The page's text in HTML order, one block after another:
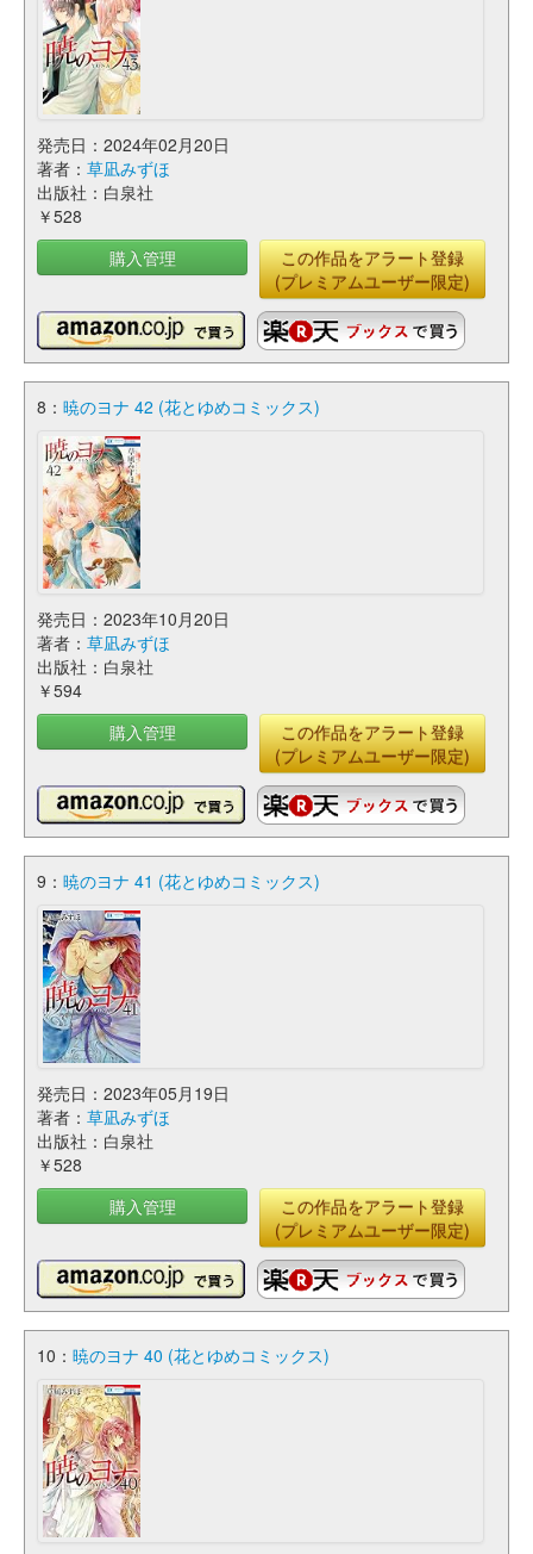
発売日：2024年02月20日
著者： 草凪みずほ
出版社：白泉社
￥528
購入管理
この作品をアラート登録
(プレミアムユーザー限定)
8： 暁のヨナ 42 (花とゆめコミックス)
発売日：2023年10月20日
著者： 草凪みずほ
出版社：白泉社
￥594
購入管理
この作品をアラート登録
(プレミアムユーザー限定)
9： 暁のヨナ 41 (花とゆめコミックス)
発売日：2023年05月19日
著者： 草凪みずほ
出版社：白泉社
￥528
購入管理
この作品をアラート登録
(プレミアムユーザー限定)
10： 暁のヨナ 40 (花とゆめコミックス)